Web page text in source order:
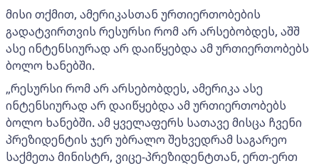
მისი თქმით, ამერიკასთან ურთიერთობების
გადატვირთვის რესურსი რომ არ არსებობდეს, აშშ
ასე ინტენსიურად არ დაიწყებდა ამ ურთიერთობებს
ბოლო ხანებში.
„რესურსი რომ არ არსებობდეს, ამერიკა ასე
ინტენსიურად არ დაიწყებდა ამ ურთიერთობებს
ბოლო ხანებში. ამ ყველაფერს სათავე მისცა ჩვენი
პრეზიდენტის ჯერ უბრალო შეხვედრამ საგარეო
საქმეთა მინისტრ, ვიცე-პრეზიდენტთან, ერთ-ერთ